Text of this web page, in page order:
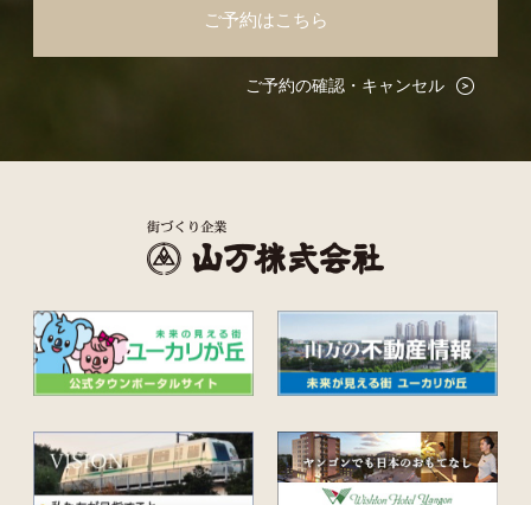
ご予約はこちら
ご予約の確認・キャンセル